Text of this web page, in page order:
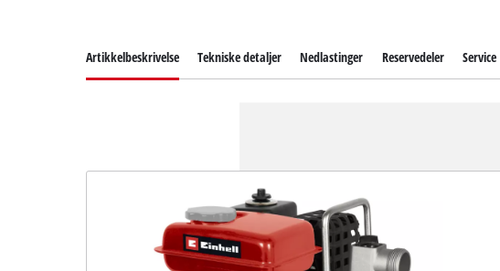
Artikkelbeskrivelse Tekniske detaljer Nedlastinger Reservedeler Service